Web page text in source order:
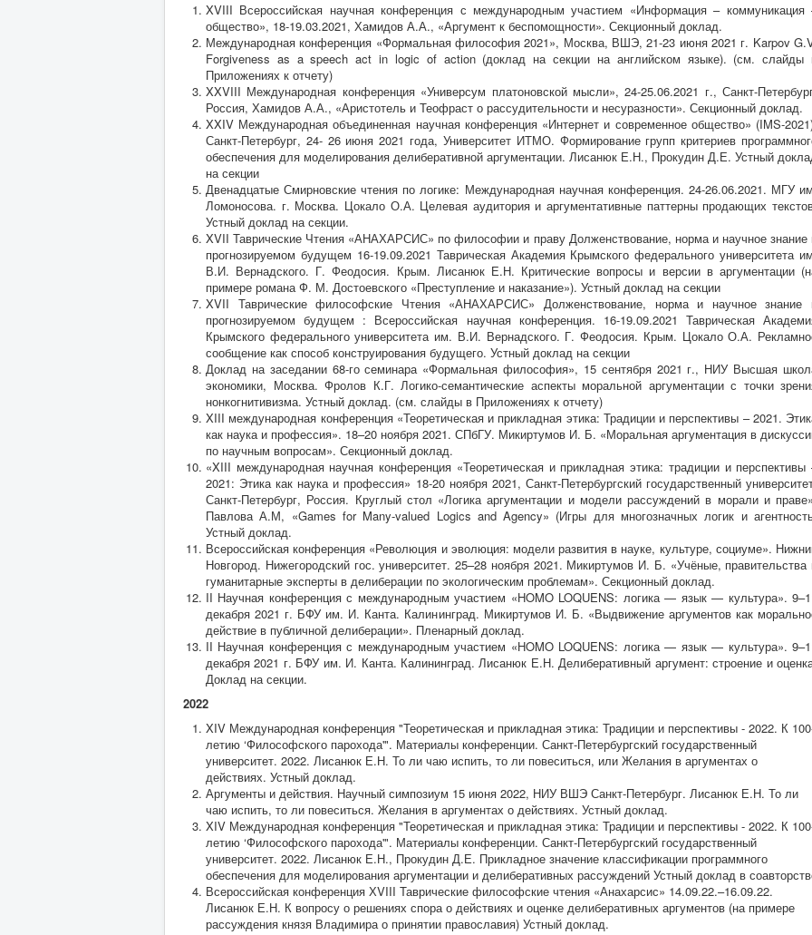
XVIII Всероссийская научная конференция с международным участием «Информация – коммуникация
общество», 18-19.03.2021, Хамидов А.А., «Аргумент к беспомощности». Секционный доклад.
Международная конференция «Формальная философия 2021», Москва, ВШЭ, 21-23 июня 2021 г. Karpov
Forgiveness as a speech act in logic of action (доклад на секции на английском языке). (см. слайды
Приложениях к отчету)
XXVIII Международная конференция «Универсум платоновской мысли», 24-25.06.2021 г., Санкт-
Россия, Хамидов А.А., «Аристотель и Теофраст о рассудительности и несуразности». Секционный доклад.
XXIV Международная объединенная научная конференция «Интернет и современное общество» (IMS-
Санкт-Петербург, 24- 26 июня 2021 года, Университет ИТМО. Формирование групп критериев
обеспечения для моделирования делиберативной аргументации. Лисанюк Е.Н., Прокудин Д.Е. Устный
на секции
Двенадцатые Смирновские чтения по логике: Международная научная конференция. 24-26.06.2021. МГУ
Ломоносова. г. Москва. Цокало О.А. Целевая аудитория и аргументативные паттерны продающих
Устный доклад на секции.
XVII Таврические Чтения «АНАХАРСИС» по философии и праву Долженствование, норма и научное знание
прогнозируемом будущем 16-19.09.2021 Таврическая Академия Крымского федерального университета
В.И. Вернадского. Г. Феодосия. Крым. Лисанюк Е.Н. Критические вопросы и версии в аргументации
примере романа Ф. М. Достоевского «Преступление и наказание»). Устный доклад на секции
XVII Таврические философские Чтения «АНАХАРСИС» Долженствование, норма и научное знание
прогнозируемом будущем : Всероссийская научная конференция. 16-19.09.2021 Таврическая
Крымского федерального университета им. В.И. Вернадского. Г. Феодосия. Крым. Цокало О.А.
сообщение как способ конструирования будущего. Устный доклад на секции
Доклад на заседании 68-го семинара «Формальная философия», 15 сентября 2021 г., НИУ Высшая
экономики, Москва. Фролов К.Г. Логико-семантические аспекты моральной аргументации с точки
нонкогнитивизма. Устный доклад. (см. слайды в Приложениях к отчету)
XIII международная конференция «Теоретическая и прикладная этика: Традиции и перспективы – 2021.
как наука и профессия». 18–20 ноября 2021. СПбГУ. Микиртумов И. Б. «Моральная аргументация в
по научным вопросам». Секционный доклад.
«XIII международная научная конференция «Теоретическая и прикладная этика: традиции и перспективы
2021: Этика как наука и профессия» 18-20 ноября 2021, Санкт-Петербургский государственный
Санкт-Петербург, Россия. Круглый стол «Логика аргументации и модели рассуждений в морали и
Павлова А.М, «Games for Many-valued Logics and Agency» (Игры для многозначных логик и
Устный доклад.
Всероссийская конференция «Революция и эволюция: модели развития в науке, культуре, социуме».
Новгород. Нижегородский гос. университет. 25–28 ноября 2021. Микиртумов И. Б. «Учёные, правительства
гуманитарные эксперты в делиберации по экологическим проблемам». Секционный доклад.
II Научная конференция с международным участием «HOMO LOQUENS: логика — язык — культура».
декабря 2021 г. БФУ им. И. Канта. Калининград. Микиртумов И. Б. «Выдвижение аргументов как
действие в публичной делиберации». Пленарный доклад.
II Научная конференция с международным участием «HOMO LOQUENS: логика — язык — культура».
декабря 2021 г. БФУ им. И. Канта. Калининград. Лисанюк Е.Н. Делиберативный аргумент: строение и
Доклад на секции.
2022
XIV Международная конференция "Теоретическая и прикладная этика: Традиции и перспективы - 2022. К
летию ‘Философского парохода'". Материалы конференции. Санкт-Петербургский государственный
университет. 2022. Лисанюк Е.Н. То ли чаю испить, то ли повеситься, или Желания в аргументах о
действиях. Устный доклад.
Аргументы и действия. Научный симпозиум 15 июня 2022, НИУ ВШЭ Санкт-Петербург. Лисанюк Е.Н. То ли
чаю испить, то ли повеситься. Желания в аргументах о действиях. Устный доклад.
XIV Международная конференция "Теоретическая и прикладная этика: Традиции и перспективы - 2022. К
летию ‘Философского парохода'". Материалы конференции. Санкт-Петербургский государственный
университет. 2022. Лисанюк Е.Н., Прокудин Д.Е. Прикладное значение классификации программного
обеспечения для моделирования аргументации и делиберативных рассуждений Устный доклад в
Всероссийская конференция ХVIII Таврические философские чтения «Анахарсис» 14.09.22.–16.09.22.
Лисанюк Е.Н. К вопросу о решениях спора о действиях и оценке делиберативных аргументов (на примере
рассуждения князя Владимира о принятии православия) Устный доклад.